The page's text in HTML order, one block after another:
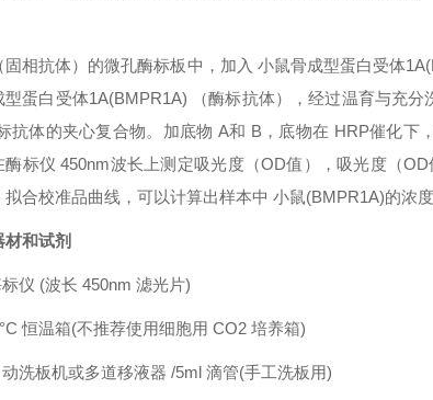
固相抗体）的微孔酶标板中，加入 小鼠骨成型蛋白受体
型蛋白受体1A(BMPR1A)
（酶标抗体），经过温育与充
抗体的夹心复合物。加底物 A和 B，底物在 HRP催化
酶标仪 450nm波长上测定吸光度（OD值），吸光度（
拟合校准品曲线，可以计算出样本中 小鼠(BMPR1A)的浓度
材和试剂
仪 (波长 450nm 滤光片)
恒温箱(不推荐使用细胞用 CO2 培养箱)
洗板机或多道移液器 /5ml 滴管(手工洗板用)